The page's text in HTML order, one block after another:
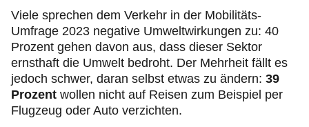
Viele sprechen dem Verkehr in der Mobilitäts-
Umfrage 2023 negative Umweltwirkungen zu: 40
Prozent gehen davon aus, dass dieser Sektor
ernsthaft die Umwelt bedroht. Der Mehrheit fällt es
jedoch schwer, daran selbst etwas zu ändern: 39
Prozent wollen nicht auf Reisen zum Beispiel per
Flugzeug oder Auto verzichten.